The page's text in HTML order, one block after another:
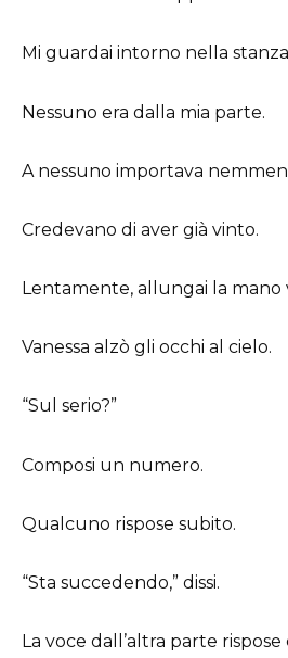
Mi guardai intorno nella
Nessuno era dalla mia parte.
A nessuno importava
Credevano di aver già vinto.
Lentamente, allungai la mano
Vanessa alzò gli occhi al cielo.
“Sul serio?”
Composi un numero.
Qualcuno rispose subito.
“Sta succedendo,” dissi.
La voce dall’altra parte rispose